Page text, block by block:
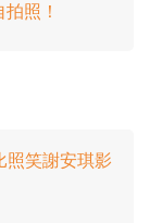
照！
照笑謝安琪影